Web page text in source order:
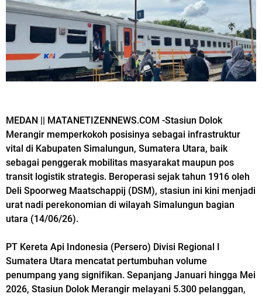
MEDAN || MATANETIZENNEWS.COM -Stasiun Dolok
Merangir memperkokoh posisinya sebagai infrastruktur
vital di Kabupaten Simalungun, Sumatera Utara, baik
sebagai penggerak mobilitas masyarakat maupun pos
transit logistik strategis. Beroperasi sejak tahun 1916 oleh
Deli Spoorweg Maatschappij (DSM), stasiun ini kini menjadi
urat nadi perekonomian di wilayah Simalungun bagian
utara (14/06/26).
PT Kereta Api Indonesia (Persero) Divisi Regional I
Sumatera Utara mencatat pertumbuhan volume
penumpang yang signifikan. Sepanjang Januari hingga Mei
2026, Stasiun Dolok Merangir melayani 5.300 pelanggan,